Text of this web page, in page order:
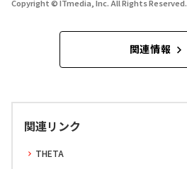
Copyright © ITmedia, Inc. All Rights Reserved.
関連情報
関連リンク
THETA